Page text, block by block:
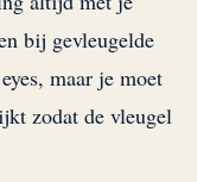
bij gevleugelde
maar je moet
zodat de vleugel